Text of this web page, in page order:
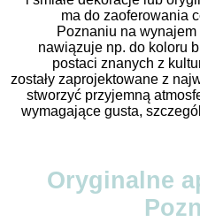
ma do zaoferowania
Poznaniu na
nawiązuje np. do koloru
postaci znanych z
zostały zaprojektowane z
stworzyć przyjemną
wymagające gusta,
Oryginalne